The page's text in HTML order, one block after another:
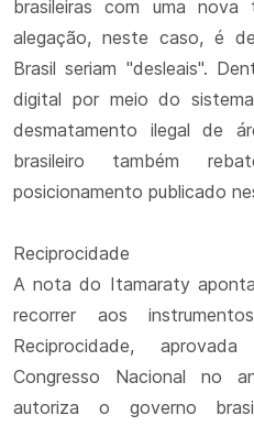
brasileiras com uma
alegação, neste caso, é
Brasil seriam "desleais".
digital por meio do
desmatamento ilegal de
brasileiro também
posicionamento publicado
Reciprocidade
A nota do Itamaraty
recorrer aos
Reciprocidade,
Congresso Nacional no
autoriza o governo